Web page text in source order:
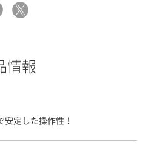
情報
定した操作性！